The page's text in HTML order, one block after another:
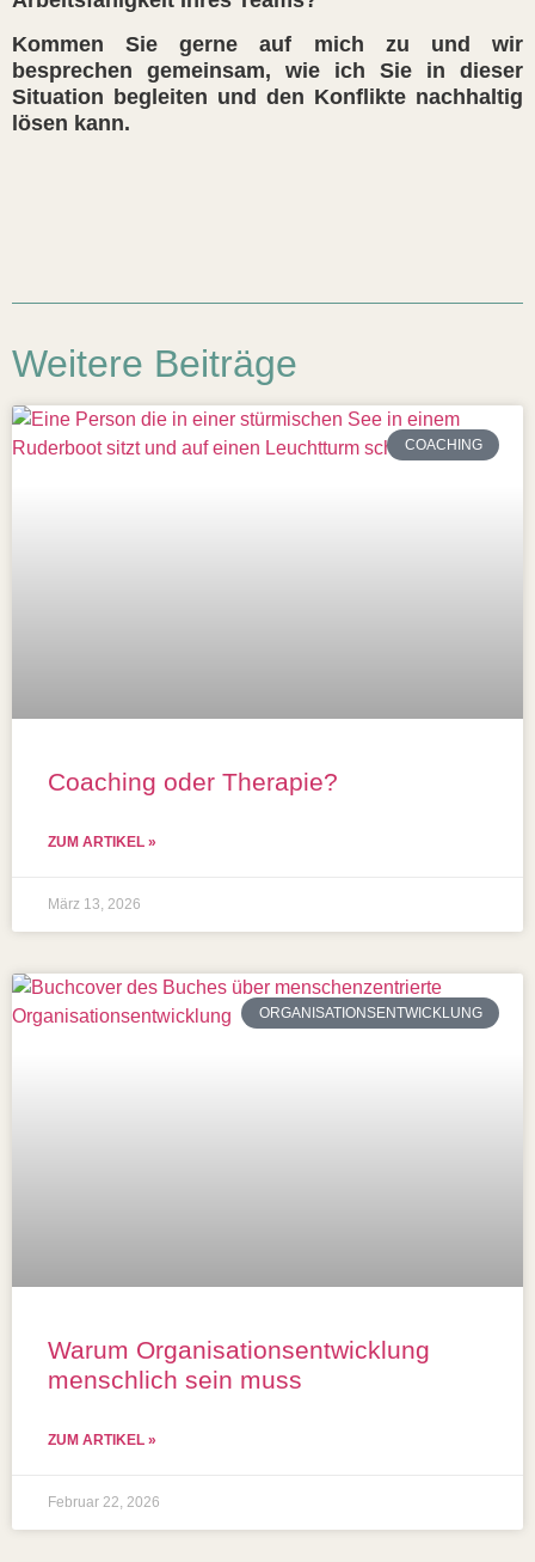
Kommen Sie gerne auf mich zu und wir
besprechen gemeinsam, wie ich Sie in dieser
Situation begleiten und den Konflikte nachhaltig
lösen kann.
Weitere Beiträge
COACHING
Coaching oder Therapie?
ZUM ARTIKEL »
März 13, 2026
ORGANISATIONSENTWICKLUNG
Warum Organisationsentwicklung
menschlich sein muss
ZUM ARTIKEL »
Februar 22, 2026